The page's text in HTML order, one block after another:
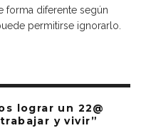
forma diferente según
permitirse ignorarlo.
lograr un 22@
y vivir”